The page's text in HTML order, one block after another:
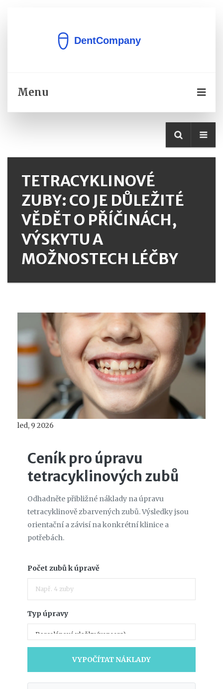
Menu
TETRACYKLINOVÉ
ZUBY: CO JE DŮLEŽITÉ
VĚDĚT O PŘÍČINÁCH,
VÝSKYTU A
MOŽNOSTECH LÉČBY
led, 9 2026
Ceník pro úpravu
tetracyklinových zubů
Odhadněte přibližné náklady na úpravu
tetracyklinově zbarvených zubů. Výsledky jsou
orientační a závisí na konkrétní klinice a
potřebách.
Počet zubů k úpravě
Typ úpravy
VYPOČÍTAT NÁKLADY